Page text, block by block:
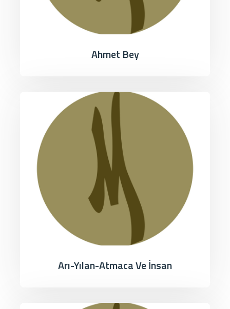
Ahmet Bey
Arı-Yılan-Atmaca Ve İnsan